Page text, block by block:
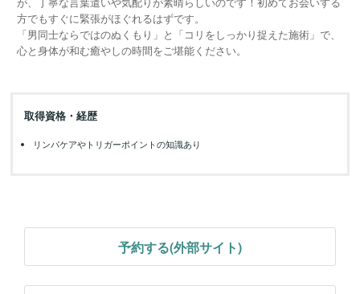
方でもすぐに緊張がほぐれるはずです。
「男同士ならではのぬくもり」と「コリをしっかり捉えた施術」で、
心と身体が和む癒やしの時間をご堪能ください。
取得資格・経歴
リンパケアやトリガーポイントの知識あり
予約する(外部サイト)